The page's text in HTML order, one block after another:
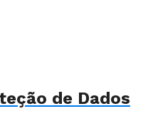
de Dados